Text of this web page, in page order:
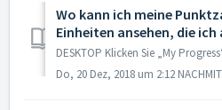
Wo kann ich meine
Einheiten ansehen, die ich
Do, 20 Dez, 2018 um 2:12